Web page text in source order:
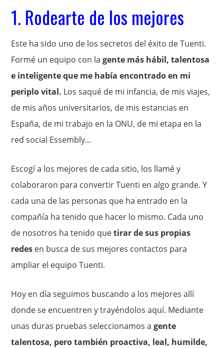
1. Rodearte de los mejores
Este ha sido uno de los secretos del éxito de Tuenti.
Formé un equipo con lagente más hábil, talentosa
e inteligente que me había encontrado en mi
periplo vital. Los saqué de mi infancia, de mis viajes,
de mis años universitarios, de mis estancias en
España, de mi trabajo en la ONU, de mi etapa en la
red social Essembly…
Escogí a los mejores de cada sitio, los llamé y
colaboraron para convertir Tuenti en algo grande. Y
cada una de las personas que ha entrado en la
compañía ha tenido que hacer lo mismo. Cada uno
de nosotros ha tenido quetirar de sus propias
redes en busca de sus mejores contactos para
ampliar el equipo Tuenti.
Hoy en día seguimos buscando a los mejores allí
donde se encuentren y trayéndolos aquí. Mediante
unas duras pruebas seleccionamos agente
talentosa, pero también proactiva, leal, humilde,